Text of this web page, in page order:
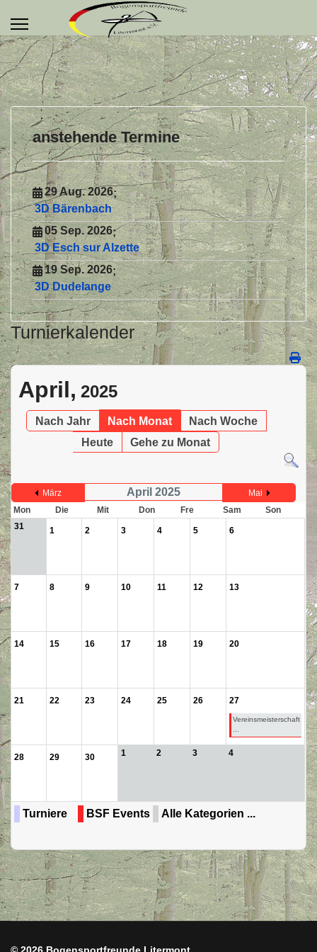
anstehende Termine
29 Aug. 2026;
3D Bärenbach
05 Sep. 2026;
3D Esch sur Alzette
19 Sep. 2026;
3D Dudelange
Turnierkalender
April, 2025
Nach Jahr Nach Monat
Nach Woche
Heute
Gehe zu Monat
März April 2025
Mai
Mon
Die Mit Don Fre Sam
Son
31
1 2 3 4 5 6
7 8 9 10 11 12 13
14 15 16 17 18 19 20
21 22 23 24 25 26 27
Vereinsmeisterschaft
28 29 30 1 2 3 4
Turniere BSF Events Alle Kategorien ...